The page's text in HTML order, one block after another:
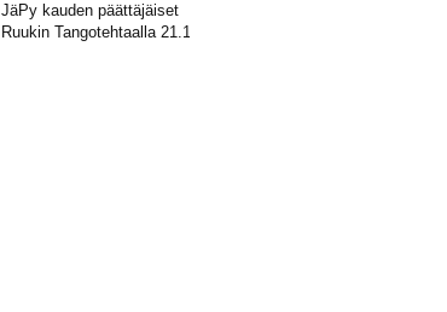
JäPy kauden päättäjäiset
Ruukin Tangotehtaalla 21.11.